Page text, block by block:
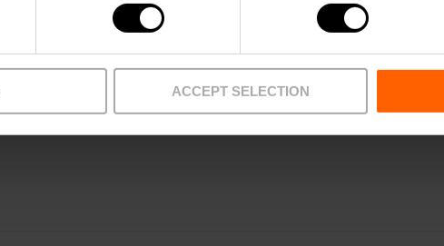
ACCEPT SELECTION
permanents, que inclou des d'un simulador
molècula d'ADN.
Compra ací la